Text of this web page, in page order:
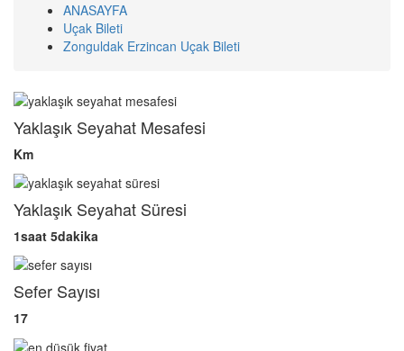
ANASAYFA
Uçak Bileti
Zonguldak Erzincan Uçak Bileti
Yaklaşık Seyahat Mesafesi
Km
Yaklaşık Seyahat Süresi
1saat 5dakika
Sefer Sayısı
17